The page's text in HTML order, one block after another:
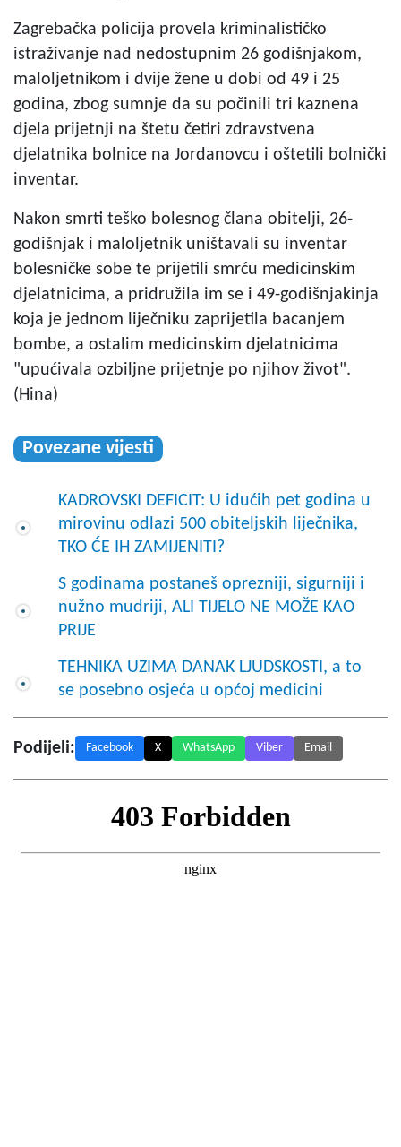
Zagrebačka policija provela kriminalističko
istraživanje nad nedostupnim 26 godišnjakom,
maloljetnikom i dvije žene u dobi od 49 i 25
godina, zbog sumnje da su počinili tri kaznena
djela prijetnji na štetu četiri zdravstvena
djelatnika bolnice na Jordanovcu i oštetili bolnički
inventar.
Nakon smrti teško bolesnog člana obitelji, 26-
godišnjak i maloljetnik uništavali su inventar
bolesničke sobe te prijetili smrću medicinskim
djelatnicima, a pridružila im se i 49-godišnjakinja
koja je jednom liječniku zaprijetila bacanjem
bombe, a ostalim medicinskim djelatnicima
"upućivala ozbiljne prijetnje po njihov život".
(Hina)
Povezane vijesti
KADROVSKI DEFICIT: U idućih pet godina u
mirovinu odlazi 500 obiteljskih liječnika,
TKO ĆE IH ZAMIJENITI?
S godinama postaneš oprezniji, sigurniji i
nužno mudriji, ALI TIJELO NE MOŽE KAO
PRIJE
TEHNIKA UZIMA DANAK LJUDSKOSTI, a to
se posebno osjeća u općoj medicini
Podijeli: Facebook X WhatsApp Viber Email